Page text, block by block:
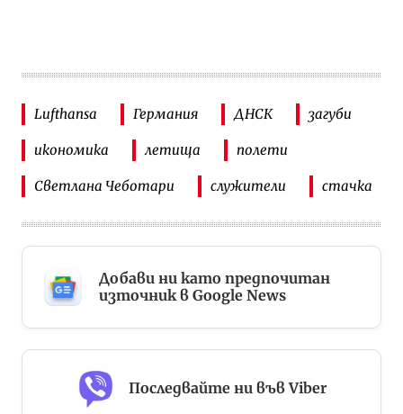
Lufthansa Германия ДНСК загуби
икономика летища полети
Светлана Чеботари служители стачка
Добави ни като предпочитан
източник в Google News
Последвайте ни във Viber